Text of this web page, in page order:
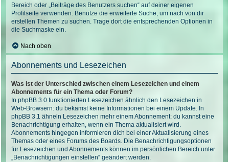
Bereich oder „Beiträge des Benutzers suchen“ auf deiner eigenen
Profilseite verwenden. Benutze die erweiterte Suche, um nach von dir
erstellen Themen zu suchen. Trage dort die entsprechenden Optionen in
die Suchmaske ein.
Nach oben
Abonnements und Lesezeichen
Was ist der Unterschied zwischen einem Lesezeichen und einem
Abonnements für ein Thema oder Forum?
In phpBB 3.0 funktionierten Lesezeichen ähnlich den Lesezeichen in
Web-Browsern: du bekamst keine Informationen bei einem Update. In
phpBB 3.1 ähneln Lesezeichen mehr einem Abonnement: du kannst eine
Benachrichtigung erhalten, wenn ein Thema aktualisiert wird.
Abonnements hingegen informieren dich bei einer Aktualisierung eines
Themas oder eines Forums des Boards. Die Benachrichtigungsoptionen
für Lesezeichen und Abonnements können im persönlichen Bereich unter
„Benachrichtigungen einstellen“ geändert werden.